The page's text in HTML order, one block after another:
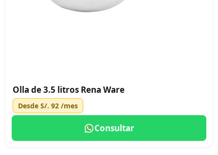
Olla de 3.5 litros Rena Ware
Desde S/. 92 /mes
Consultar